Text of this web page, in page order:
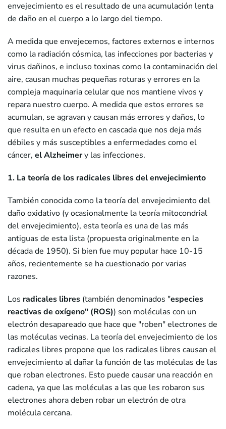
envejecimiento es el resultado de una acumulación lenta
de daño en el cuerpo a lo largo del tiempo.
A medida que envejecemos, factores externos e internos
como la radiación cósmica, las infecciones por bacterias y
virus dañinos, e incluso toxinas como la contaminación del
aire, causan muchas pequeñas roturas y errores en la
compleja maquinaria celular que nos mantiene vivos y
repara nuestro cuerpo. A medida que estos errores se
acumulan, se agravan y causan más errores y daños, lo
que resulta en un efecto en cascada que nos deja más
débiles y más susceptibles a enfermedades como el
cáncer, el Alzheimery las infecciones.
1. La teoría de los radicales libres del envejecimiento
También conocida como la teoría del envejecimiento del
daño oxidativo (y ocasionalmente la teoría mitocondrial
del envejecimiento), esta teoría es una de las más
antiguas de esta lista (propuesta originalmente en la
década de 1950). Si bien fue muy popular hace 10-15
años, recientemente se ha cuestionado por varias
razones.
Los radicales libres (también denominados "especies
reactivas de oxígeno" (ROS)) son moléculas con un
electrón desapareado que hace que "roben" electrones de
las moléculas vecinas. La teoría del envejecimiento de los
radicales libres propone que los radicales libres causan el
envejecimiento al dañar la función de las moléculas de las
que roban electrones. Esto puede causar una reacción en
cadena, ya que las moléculas a las que les robaron sus
electrones ahora deben robar un electrón de otra
molécula cercana.